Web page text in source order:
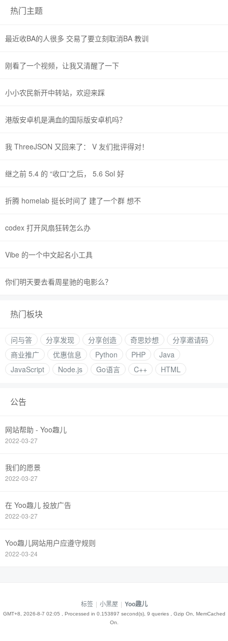
热门主题
最近收BA的人很多 交易了要立刻取消BA 教训
刚看了一个视频，让我又清醒了一下
小小农民新开中转站，欢迎来踩
港版安卓机是满血的国际版安卓机吗？
我 ThreeJSON 又回来了： V 友们批评得对！
继之前 5.4 的 “收口”之后， 5.6 Sol 好
折腾 homelab 挺长时间了 建了一个群 想不
codex 打开风扇狂转怎么办
Vibe 的一个中文起名小工具
你们明天要去看周星驰的电影么？
热门板块
问与答 分享发现 分享创造 奇思妙想
分享邀请码
商业推广
优惠信息 Python PHP
Java
JavaScript
Node.js Go语言 C++ HTML
公告
网站帮助 - Yoo趣儿
2022-03-27
我们的愿景
2022-03-27
在 Yoo趣儿 投放广告
2022-03-27
Yoo趣儿网站用户应遵守规则
2022-03-24
标签 | 小黑屋 | Yoo趣儿
GMT+8, 2026-8-7 02:05 , Processed in 0.153897 second(s), 9 queries , Gzip On, MemCached
On.